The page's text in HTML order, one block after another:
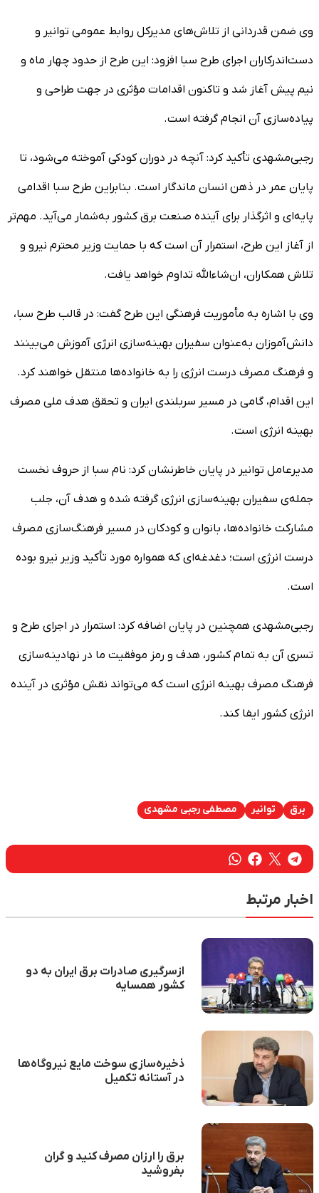
وی ضمن قدردانی از تلاش‌های مدیرکل روابط عمومی توانیر و
دست‌اندرکاران اجرای طرح سبا افزود: این طرح از حدود چهار ماه و
نیم پیش آغاز شد و تاکنون اقدامات مؤثری در جهت طراحی و
پیاده‌سازی آن انجام گرفته است.
رجبی‌مشهدی تأکید کرد: آنچه در دوران کودکی آموخته می‌شود، تا
پایان عمر در ذهن انسان ماندگار است. بنابراین طرح سبا اقدامی
پایه‌ای و اثرگذار برای آینده صنعت برق کشور به‌شمار می‌آید. مهم‌تر
از آغاز این طرح، استمرار آن است که با حمایت وزیر محترم نیرو و
تلاش همکاران، ان‌شاءالله تداوم خواهد یافت.
وی با اشاره به مأموریت فرهنگی این طرح گفت: در قالب طرح سبا،
دانش‌آموزان به‌عنوان سفیران بهینه‌سازی انرژی آموزش می‌بینند
و فرهنگ مصرف درست انرژی را به خانواده‌ها منتقل خواهند کرد.
این اقدام، گامی در مسیر سربلندی ایران و تحقق هدف ملی مصرف
بهینه انرژی است.
مدیرعامل توانیر در پایان خاطرنشان کرد: نام سبا از حروف نخست
جمله‌ی سفیران بهینه‌سازی انرژی گرفته شده و هدف آن، جلب
مشارکت خانواده‌ها، بانوان و کودکان در مسیر فرهنگ‌سازی مصرف
درست انرژی است؛ دغدغه‌ای که همواره مورد تأکید وزیر نیرو بوده
است.
رجبی‌مشهدی همچنین در پایان اضافه کرد: استمرار در اجرای طرح و
تسری آن به تمام کشور، هدف و رمز موفقیت ما در نهادینه‌سازی
فرهنگ مصرف بهینه انرژی است که می‌تواند نقش مؤثری در آینده
انرژی کشور ایفا کند.
برق توانیر مصطفی رجبی‌ مشهدی
اخبار مرتبط
ازسرگیری صادرات برق ایران به دو
کشور همسایه
ذخیره‌سازی سوخت مایع نیروگاه‌ها
در آستانه تکمیل
برق را ارزان مصرف کنید و گران
بفروشید